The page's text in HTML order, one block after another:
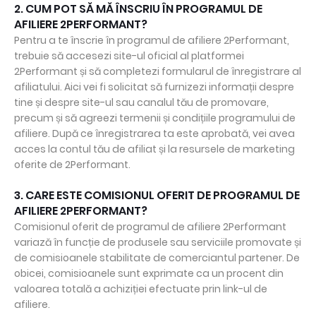
2. CUM POT SĂ MĂ ÎNSCRIU ÎN PROGRAMUL DE
AFILIERE 2PERFORMANT?
Pentru a te înscrie în programul de afiliere 2Performant,
trebuie să accesezi site-ul oficial al platformei
2Performant și să completezi formularul de înregistrare al
afiliatului. Aici vei fi solicitat să furnizezi informații despre
tine și despre site-ul sau canalul tău de promovare,
precum și să agreezi termenii și condițiile programului de
afiliere. După ce înregistrarea ta este aprobată, vei avea
acces la contul tău de afiliat și la resursele de marketing
oferite de 2Performant.
3. CARE ESTE COMISIONUL OFERIT DE PROGRAMUL DE
AFILIERE 2PERFORMANT?
Comisionul oferit de programul de afiliere 2Performant
variază în funcție de produsele sau serviciile promovate și
de comisioanele stabilitate de comerciantul partener. De
obicei, comisioanele sunt exprimate ca un procent din
valoarea totală a achiziției efectuate prin link-ul de
afiliere.